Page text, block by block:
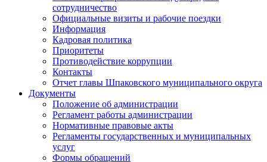
сотрудничество
Официальные визиты и рабочие поездки
Информация
Кадровая политика
Приоритеты
Противодействие коррупции
Контакты
Отчет главы Шпаковского муниципального округа
Документы
Положение об администрации
Регламент работы администрации
Нормативные правовые акты
Регламенты государственных и муниципальных
услуг
Формы обращений